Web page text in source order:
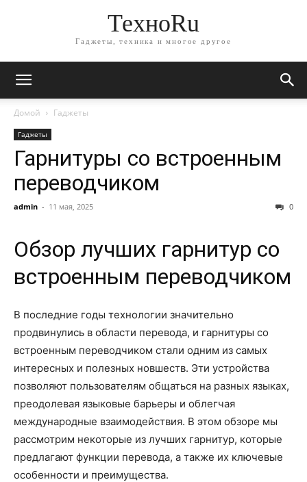
ТехноRu
Гаджеты, техника и многое другое
Домой Гаджеты
Гаджеты
Гарнитуры со встроенным
переводчиком
admin - 11 мая, 2025 0
Обзор лучших гарнитур со
встроенным переводчиком
В последние годы технологии значительно
продвинулись в области перевода, и гарнитуры со
встроенным переводчиком стали одним из самых
интересных и полезных новшеств. Эти устройства
позволяют пользователям общаться на разных языках,
преодолевая языковые барьеры и облегчая
международные взаимодействия. В этом обзоре мы
рассмотрим некоторые из лучших гарнитур, которые
предлагают функции перевода, а также их ключевые
особенности и преимущества.